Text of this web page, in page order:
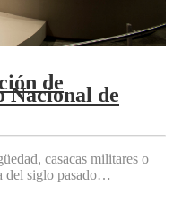
de
Nacional de
casacas militares o
del siglo pasado…